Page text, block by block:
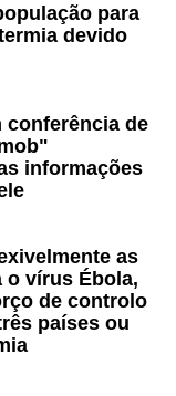
para
devido
conferência de
informações
as
o vírus Ébola,
de controlo
países ou